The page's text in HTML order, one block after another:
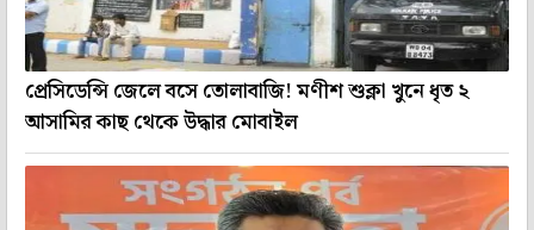
প্রেসিডেন্সি জেলে বসে তোলাবাজি! মণীশ শুক্লা খুনে ধৃত ২
আসামির কাছ থেকে উদ্ধার মোবাইল